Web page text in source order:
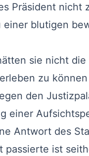
Präsident nicht
blutigen
sie nicht
zu
den
einer
Antwort des
passierte ist